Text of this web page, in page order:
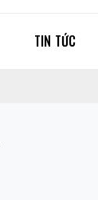
TIN TỨC